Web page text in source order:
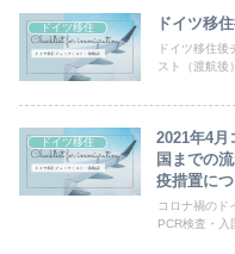
ドイツ移住 ドイツ移
ドイツ移住後
スト（渡航後
ドイツ移住
2021年4月
国までの
疫措置に
コロナ禍のド
PCR検査・入